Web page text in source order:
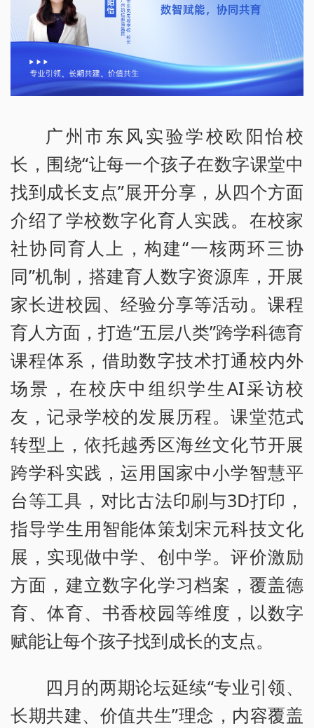
广州市东风实验学校欧阳怡校
长，围绕“让每一个孩子在数字课堂中
找到成长支点”展开分享，从四个方面
介绍了学校数字化育人实践。在校家
社协同育人上，构建“一核两环三协
同”机制，搭建育人数字资源库，开展
家长进校园、经验分享等活动。课程
育人方面，打造“五层八类”跨学科德育
课程体系，借助数字技术打通校内外
场景，在校庆中组织学生AI采访校
友，记录学校的发展历程。课堂范式
转型上，依托越秀区海丝文化节开展
跨学科实践，运用国家中小学智慧平
台等工具，对比古法印刷与3D打印，
指导学生用智能体策划宋元科技文化
展，实现做中学、创中学。评价激励
方面，建立数字化学习档案，覆盖德
育、体育、书香校园等维度，以数字
赋能让每个孩子找到成长的支点。
四月的两期论坛延续“专业引领、
长期共建、价值共生”理念，内容覆盖